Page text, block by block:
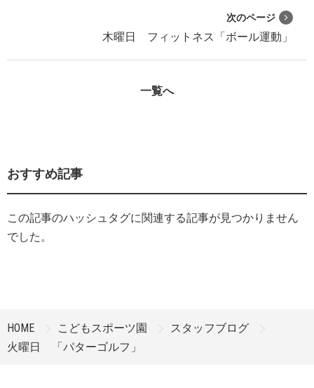
次のページ
木曜日 フィットネス「ボール運動」
一覧へ
おすすめ記事
この記事のハッシュタグに関連する記事が見つかりません
でした。
HOME こどもスポーツ園
スタッフブログ
火曜日 「パターゴルフ」